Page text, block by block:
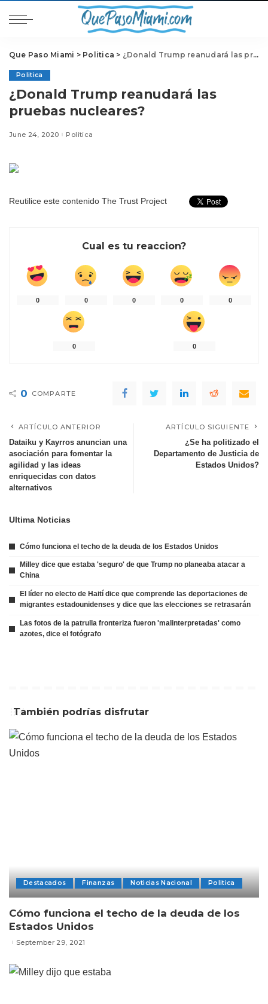
Que Paso Miami > Politica > ¿Donald Trump reanudará las pruebas nucleares?
Politica
¿Donald Trump reanudará las
pruebas nucleares?
June 24, 2020 Politica
Reutilice este contenido The Trust Project
Cual es tu reaccion?
0 0 0 0 0
0 0
0 COMPARTE
ARTÍCULO ANTERIOR
Dataiku y Kayrros anuncian una
asociación para fomentar la
agilidad y las ideas
enriquecidas con datos
alternativos
ARTÍCULO SIGUIENTE
¿Se ha politizado el
Departamento de Justicia de
Estados Unidos?
Ultima Noticias
Cómo funciona el techo de la deuda de los Estados Unidos
Milley dice que estaba 'seguro' de que Trump no planeaba atacar a
China
El líder no electo de Haití dice que comprende las deportaciones de
migrantes estadounidenses y dice que las elecciones se retrasarán
Las fotos de la patrulla fronteriza fueron 'malinterpretadas' como
azotes, dice el fotógrafo
También podrías disfrutar
Destacados Finanzas Noticias Nacional Politica
Cómo funciona el techo de la deuda de los
Estados Unidos
September 29, 2021